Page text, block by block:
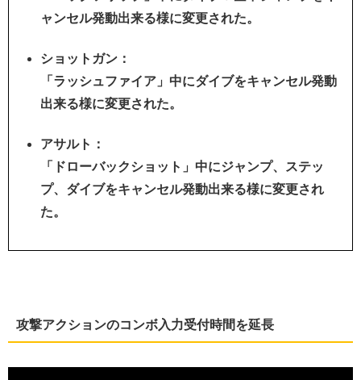
ャンセル発動出来る様に変更された。
ショットガン：
「ラッシュファイア」中にダイブをキャンセル発動
出来る様に変更された。
アサルト：
「ドローバックショット」中にジャンプ、ステッ
プ、ダイブをキャンセル発動出来る様に変更され
た。
攻撃アクションのコンボ入力受付時間を延長